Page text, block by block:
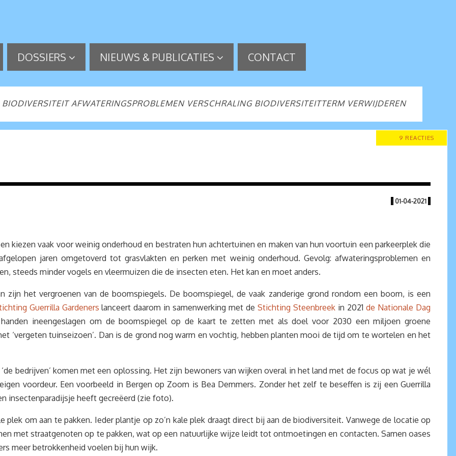
DOSSIERS NIEUWS & PUBLICATIES CONTACT
AFWATERINGSPROBLEMEN VERSCHRALING BIODIVERSITEITTERM VERWIJDEREN
9 REACTIES
| 01-04-2021 |
kiezen vaak voor weinig onderhoud en bestraten hun achtertuinen en maken van hun voortuin een parkeerplek die
jaren omgetoverd tot grasvlakten en perken met weinig onderhoud. Gevolg: afwateringsproblemen en
steeds minder vogels en vleermuizen die de insecten eten. Het kan en moet anders.
zijn het vergroenen van de boomspiegels. De boomspiegel, de vaak zanderige grond rondom een boom, is een
Guerrilla Gardeners lanceert daarom in samenwerking met deStichting Steenbreek in 2021de Nationale Dag
ineengeslagen om de boomspiegel op de kaart te zetten met als doel voor 2030 een miljoen groene
‘vergeten tuinseizoen’. Dan is de grond nog warm en vochtig, hebben planten mooi de tijd om te wortelen en het
bedrijven’ komen met een oplossing. Het zijn bewoners van wijken overal in het land met de focus op wat je wél
voordeur. Een voorbeeld in Bergen op Zoom is Bea Demmers. Zonder het zelf te beseffen is zij een Guerrilla
insectenparadijsje heeft gecreëerd (zie foto).
plek om aan te pakken. Ieder plantje op zo’n kale plek draagt direct bij aan de biodiversiteit. Vanwege de locatie op
met straatgenoten op te pakken, wat op een natuurlijke wijze leidt tot ontmoetingen en contacten. Samen oases
meer betrokkenheid voelen bij hun wijk.